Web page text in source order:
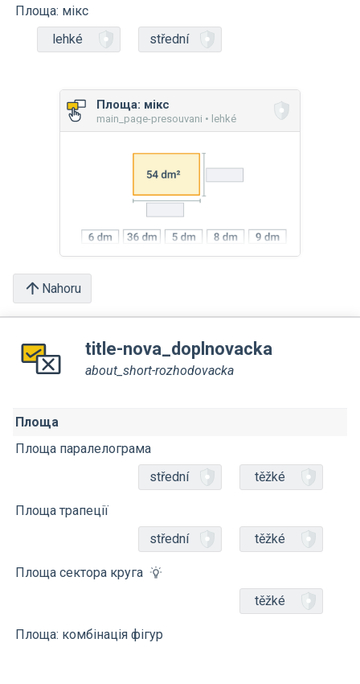
Площа: мікс
lehké
střední
Площа: мікс
main_page-presouvani • lehké
Nahoru
title-nova_doplnovacka
about_short-rozhodovacka
Площа
Площа паралелограма
střední
těžké
Площа трапеції
střední
těžké
Площа сектора круга
těžké
Площа: комбінація фігур